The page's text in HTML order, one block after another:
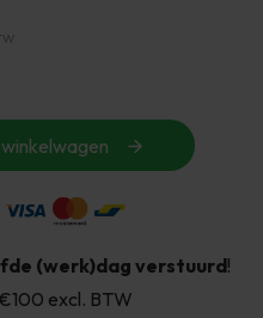
(werk)dag verstuurd!
excl. BTW